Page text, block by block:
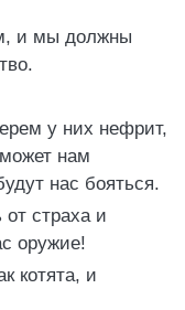
и мы должны
у них нефрит,
нам
нас бояться.
страха и
оружие!
котята, и